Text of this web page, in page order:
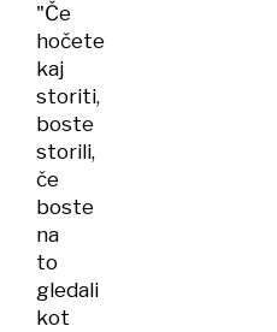
"Če
hočete
kaj
storiti,
boste
storili,
če
boste
na
to
gledali
kot